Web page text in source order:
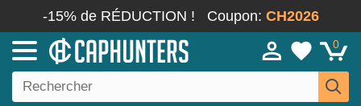
-15% de RÉDUCTION ! Coupon: CH2026
0